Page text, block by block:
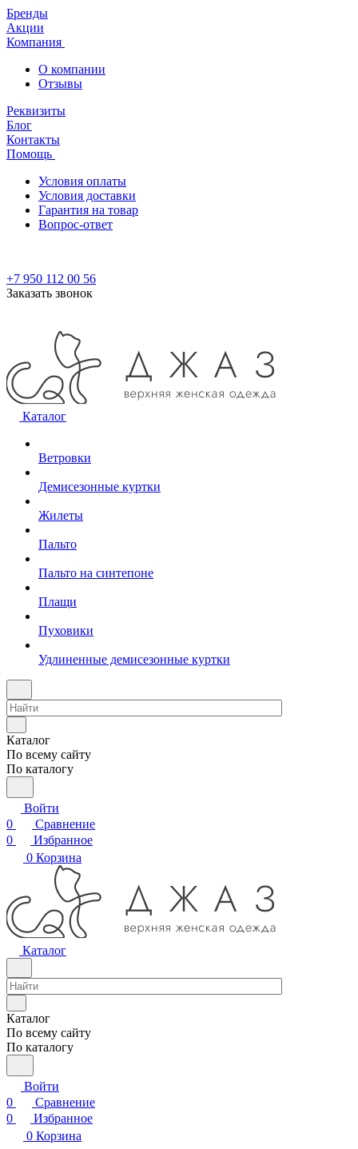
Бренды
Акции
Компания
О компании
Отзывы
Реквизиты
Блог
Контакты
Помощь
Условия оплаты
Условия доставки
Гарантия на товар
Вопрос-ответ
+7 950 112 00 56
Заказать звонок
Каталог
Ветровки
Демисезонные куртки
Жилеты
Пальто
Пальто на синтепоне
Плащи
Пуховики
Удлиненные демисезонные куртки
Каталог
По всему сайту
По каталогу
Войти
0
Сравнение
0
Избранное
0 Корзина
Каталог
Каталог
По всему сайту
По каталогу
Войти
0
Сравнение
0
Избранное
0 Корзина